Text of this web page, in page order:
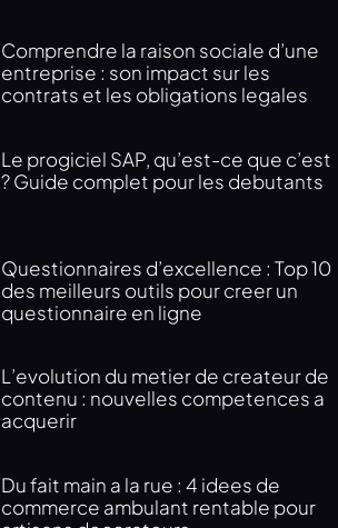
Comprendre la raison sociale d’une
entreprise : son impact sur les
contrats et les obligations legales
Le progiciel SAP, qu’est-ce que c’est
? Guide complet pour les debutants
Questionnaires d’excellence : Top 10
des meilleurs outils pour creer un
questionnaire en ligne
L’evolution du metier de createur de
contenu : nouvelles competences a
acquerir
Du fait main a la rue : 4 idees de
commerce ambulant rentable pour